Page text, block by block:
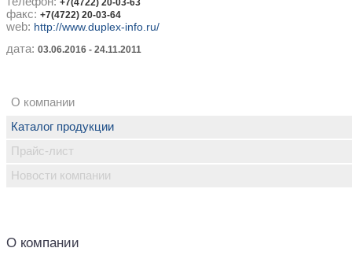
+7(4722) 20-03-63
факс: +7(4722) 20-03-64
web: http://www.duplex-info.ru/
дата: 03.06.2016 - 24.11.2011
О компании
О компании
Каталог продукции
Прайс-лист
Новости компании